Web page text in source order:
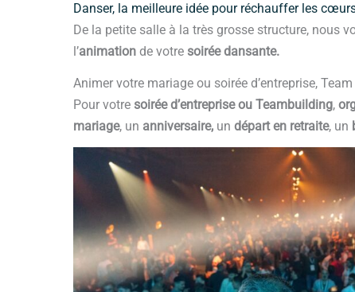
Danser, la meilleure idée pour réchauffer les
De la petite salle à la très grosse structure, nous
l’animation de votre soirée dansante.
Animer votre mariage ou soirée d’entreprise,
Pour votre soirée d’entreprise ou Teambuilding,
mariage, un anniversaire, un départ en retraite, un